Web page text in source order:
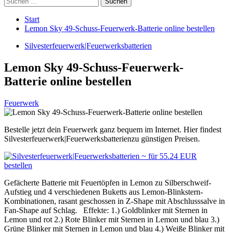
nach:
Start
Lemon Sky 49-Schuss-Feuerwerk-Batterie online bestellen
Silvesterfeuerwerk|Feuerwerksbatterien
Lemon Sky 49-Schuss-Feuerwerk-
Batterie online bestellen
Feuerwerk
Bestelle jetzt dein Feuerwerk ganz bequem im Internet. Hier findest
Silvesterfeuerwerk|Feuerwerksbatterienzu günstigen Preisen.
Gefächerte Batterie mit Feuertöpfen in Lemon zu Silberschweif-
Aufstieg und 4 verschiedenen Buketts aus Lemon-Blinkstern-
Kombinationen, rasant geschossen in Z-Shape mit Abschlusssalve in
Fan-Shape auf Schlag. Effekte: 1.) Goldblinker mit Sternen in
Lemon und rot 2.) Rote Blinker mit Sternen in Lemon und blau 3.)
Grüne Blinker mit Sternen in Lemon und blau 4.) Weiße Blinker mit